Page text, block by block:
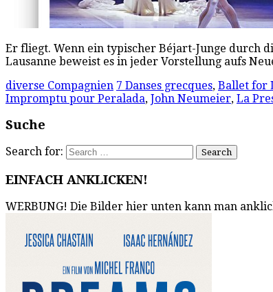
Er fliegt. Wenn ein typischer Béjart-Junge durch
Lausanne beweist es in jeder Vorstellung aufs
diverse Compagnien 7 Danses grecques, Ballet for
Impromptu pour Peralada, John Neumeier, La
Suche
Search for:
EINFACH ANKLICKEN!
WERBUNG! Die Bilder hier unten kann man